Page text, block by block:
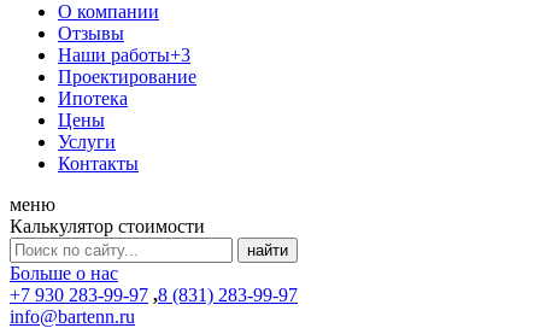
О компании
Отзывы
Наши работы+3
Проектирование
Ипотека
Цены
Услуги
Контакты
меню
Калькулятор стоимости
Больше о нас
+7 930 283-99-97 ,8 (831) 283-99-97
info@bartenn.ru